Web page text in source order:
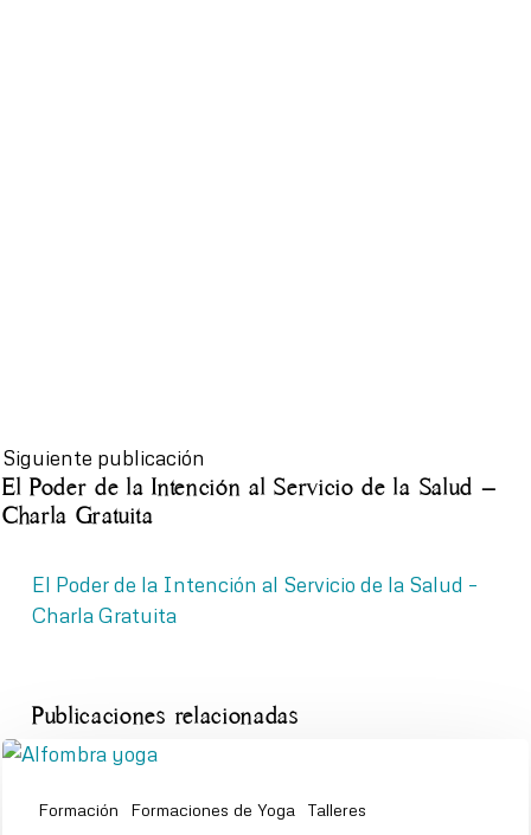
Siguiente publicación
El Poder de la Intención al Servicio de la Salud –
Charla Gratuita
El Poder de la Intención al Servicio de la Salud –
Charla Gratuita
Publicaciones relacionadas
Formación Formaciones de Yoga Talleres